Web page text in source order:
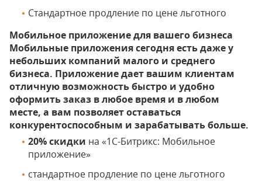
Стандартное продление по цене льготного
Мобильное приложение для вашего бизнеса
Мобильные приложения сегодня есть даже у
небольших компаний малого и среднего
бизнеса. Приложение дает вашим клиентам
отличную возможность быстро и удобно
оформить заказ в любое время и в любом
месте, а вам позволяет оставаться
конкурентоспособным и зарабатывать больше.
20% скидки на «1С-Битрикс: Мобильное
приложение»
стандартное продление по цене льготного